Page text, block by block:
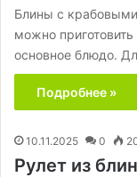
Блины с
можно
основное блюдо.
Подробнее »
10.11.2025 0
Рулет из